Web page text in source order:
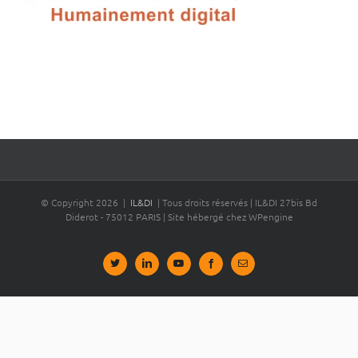
© Copyright 2026 | IL&DI | Tous droits réservés | IL&DI 27bis Bd
Diderot - 75012 PARIS | Site hébergé chez WPengine
BlueskyLinkedInYouTubeFacebookEmail